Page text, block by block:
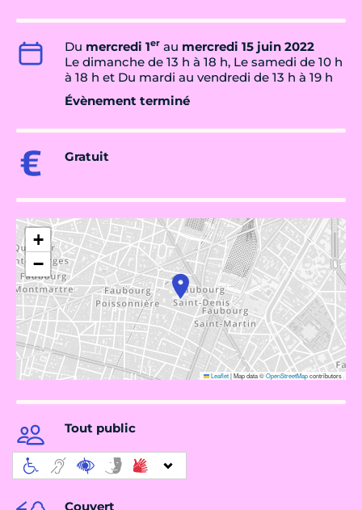
Du mercredi 1er au mercredi 15 juin 2022
Le dimanche de 13 h à 18 h, Le samedi de 10 h
à 18 h et Du mardi au vendredi de 13 h à 19 h
Évènement terminé
Gratuit
+
−
Leaflet|Map data ©OpenStreetMapcontributors
Tout public
Couvert